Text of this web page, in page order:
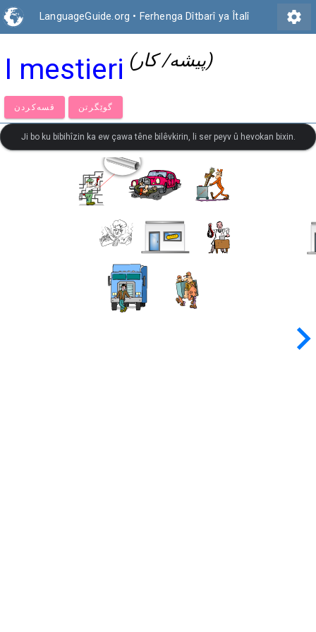
LanguageGuide.org • Ferhenga Dîtbarî ya Îtalî settings
I mestieri (پیشە/ کار)
قسەكردن گوێگرتن
Ji bo ku bibihîzin ka ew çawa têne bilêvkirin, li ser peyv û hevokan bixin.